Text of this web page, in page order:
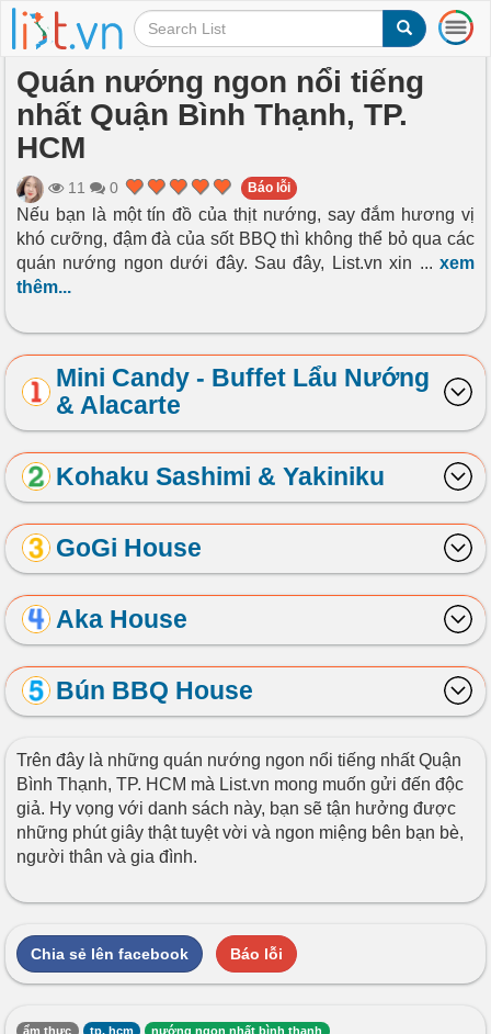
T
o
i
g
a
Quán nướng ngon nổi tiếng
nhất Quận Bình Thạnh, TP.
HCM
11 0 Báo lỗi
Nếu bạn là một tín đồ của thịt nướng, say đắm hương vị
khó cưỡng, đậm đà của sốt BBQ thì không thể bỏ qua các
quán nướng ngon dưới đây. Sau đây, List.vn xin ...xem
thêm...
Mini Candy - Buffet Lẩu Nướng
& Alacarte
Kohaku Sashimi & Yakiniku
GoGi House
Aka House
Bún BBQ House
Trên đây là những quán nướng ngon nổi tiếng nhất Quận
Bình Thạnh, TP. HCM mà List.vn mong muốn gửi đến độc
giả. Hy vọng với danh sách này, bạn sẽ tận hưởng được
những phút giây thật tuyệt vời và ngon miệng bên bạn bè,
người thân và gia đình.
Chia sẻ lên facebook Báo lỗi
ẩm thực tp. hcm nướng ngon nhất bình thạnh